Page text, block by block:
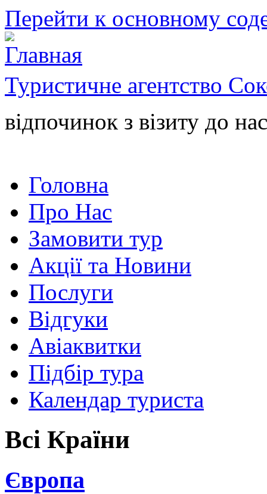
Перейти к основному
Туристичне агентство
відпочинок з візиту до
Головна
Про Нас
Замовити тур
Акції та Новини
Послуги
Відгуки
Авіаквитки
Підбір тура
Календар туриста
Всі Країни
Європа